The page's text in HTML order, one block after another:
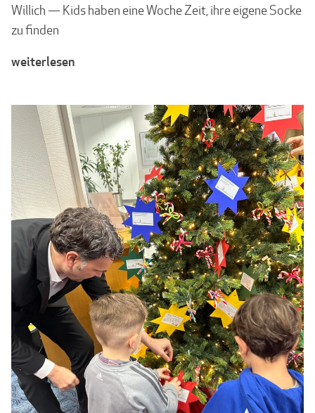
Willich — Kids haben eine Woche Zeit, ihre eigene Socke
zu finden
weiterlesen